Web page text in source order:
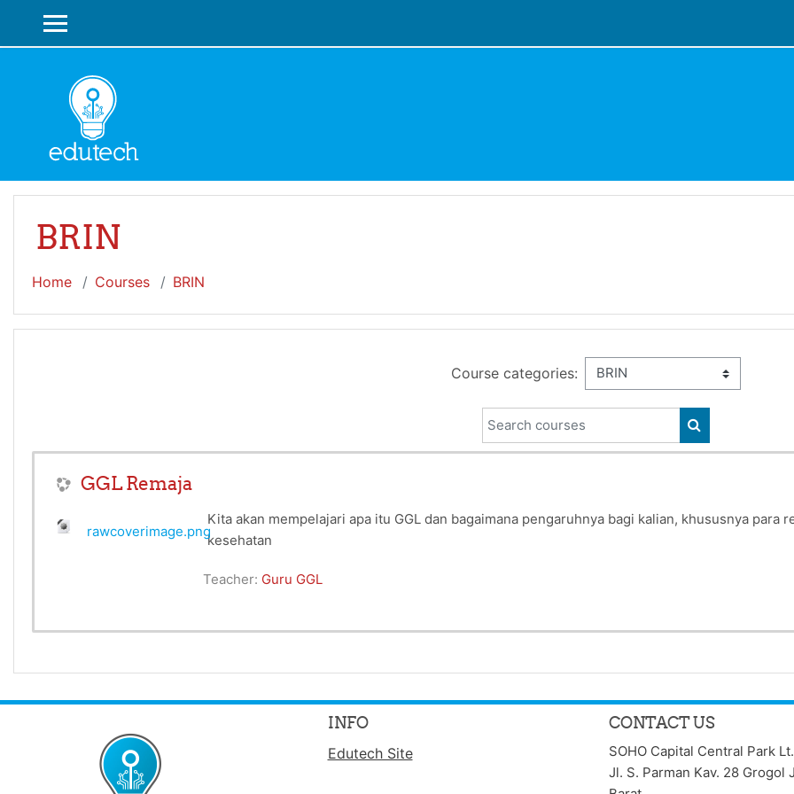
SIDE PANEL
BRIN
Home Courses BRIN
Course categories:
Search courses SEARCH
GGL Remaja
Kita akan mempelajari apa itu GGL dan bagaimana pengaruhnya bagi kalian, khususnya para
kesehatan
rawcoverimage.png
Teacher: Guru GGL
INFO
Edutech Site
CONTACT US
SOHO Capital Central Park
Jl. S. Parman Kav. 28 Grogol